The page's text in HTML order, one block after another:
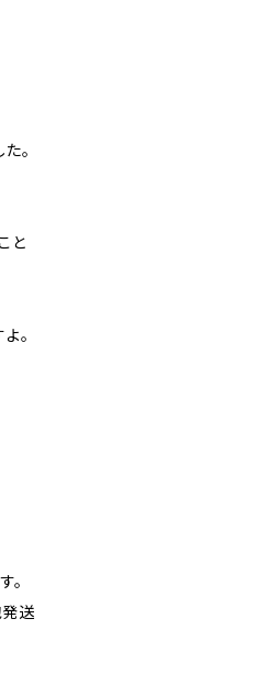
。
と
。
。
送